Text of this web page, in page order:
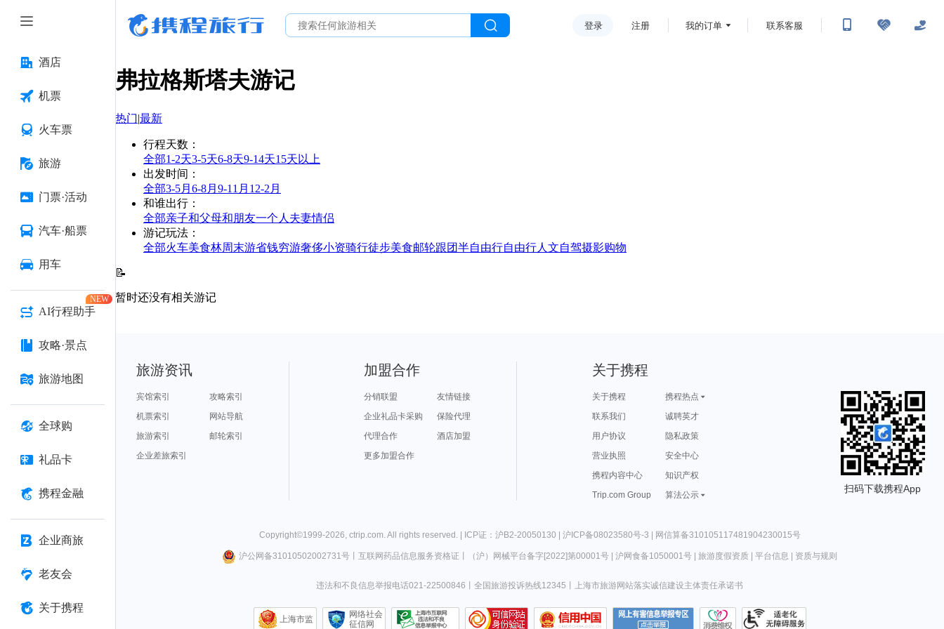
酒店
机票
火车票
旅游
门票·活动
汽车·船票
用车
AI行程助手
NEW
攻略·景点
旅游地图
全球购
礼品卡
携程金融
企业商旅
老友会
关于携程
登录 注册 我的订单 联系客服
弗拉格斯塔夫游记
热门|最新
行程天数 ：
全部1-2天3-5天6-8天9-14天15天以上
出发时间 ：
全部3-5月 6-8月 9-11月 12-2月
和谁出行 ：
全部亲子和父母和朋友一个人 夫妻情侣
游记玩法 ：
全部火车美食林周末游省钱穷游奢侈小资骑行徒步美食邮轮跟团半自由行自由行人文自驾摄影购物
📝
暂时还没有相关游记
旅游资讯
宾馆索引
攻略索引
机票索引
网站导航
旅游索引
邮轮索引
企业差旅索引
加盟合作
分销联盟
友情链接
企业礼品卡采购
保险代理
代理合作
酒店加盟
更多加盟合作
关于携程
关于携程
携程热点
联系我们
诚聘英才
用户协议
隐私政策
营业执照
安全中心
携程内容中心
知识产权
Trip.com Group
算法公示
扫码下载携程App
Copyright©1999-2026, ctrip.com. All rights reserved. | ICP证：沪B2-20050130 | 沪ICP备08023580号-3 | 网信算备310105117481904230015号
沪公网备31010502002731号丨 互联网药品信息服务资格证 （沪）网械平台备字[2022]第00001号| 沪网食备1050001号| 旅游度假资质| 平台信息 资质与规则
违法和不良信息举报电话021-22500846 全国旅游投诉热线12345 上海市旅游网站落实诚信建设主体责任承诺书
上海市监
网络社会
征信网